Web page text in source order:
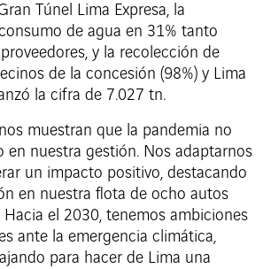
Túnel Lima Expresa, la
de agua en 31% tanto
y la recolección de
de la concesión (98%) y Lima
la cifra de 7.027 tn.
muestran que la pandemia no
en nuestra gestión. Nos adaptarnos
un impacto positivo, destacando
en nuestra flota de ocho autos
Hacia el 2030, tenemos ambiciones
ante la emergencia climática,
para hacer de Lima una